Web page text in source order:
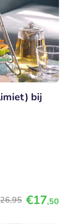
bij
,95 €17,50